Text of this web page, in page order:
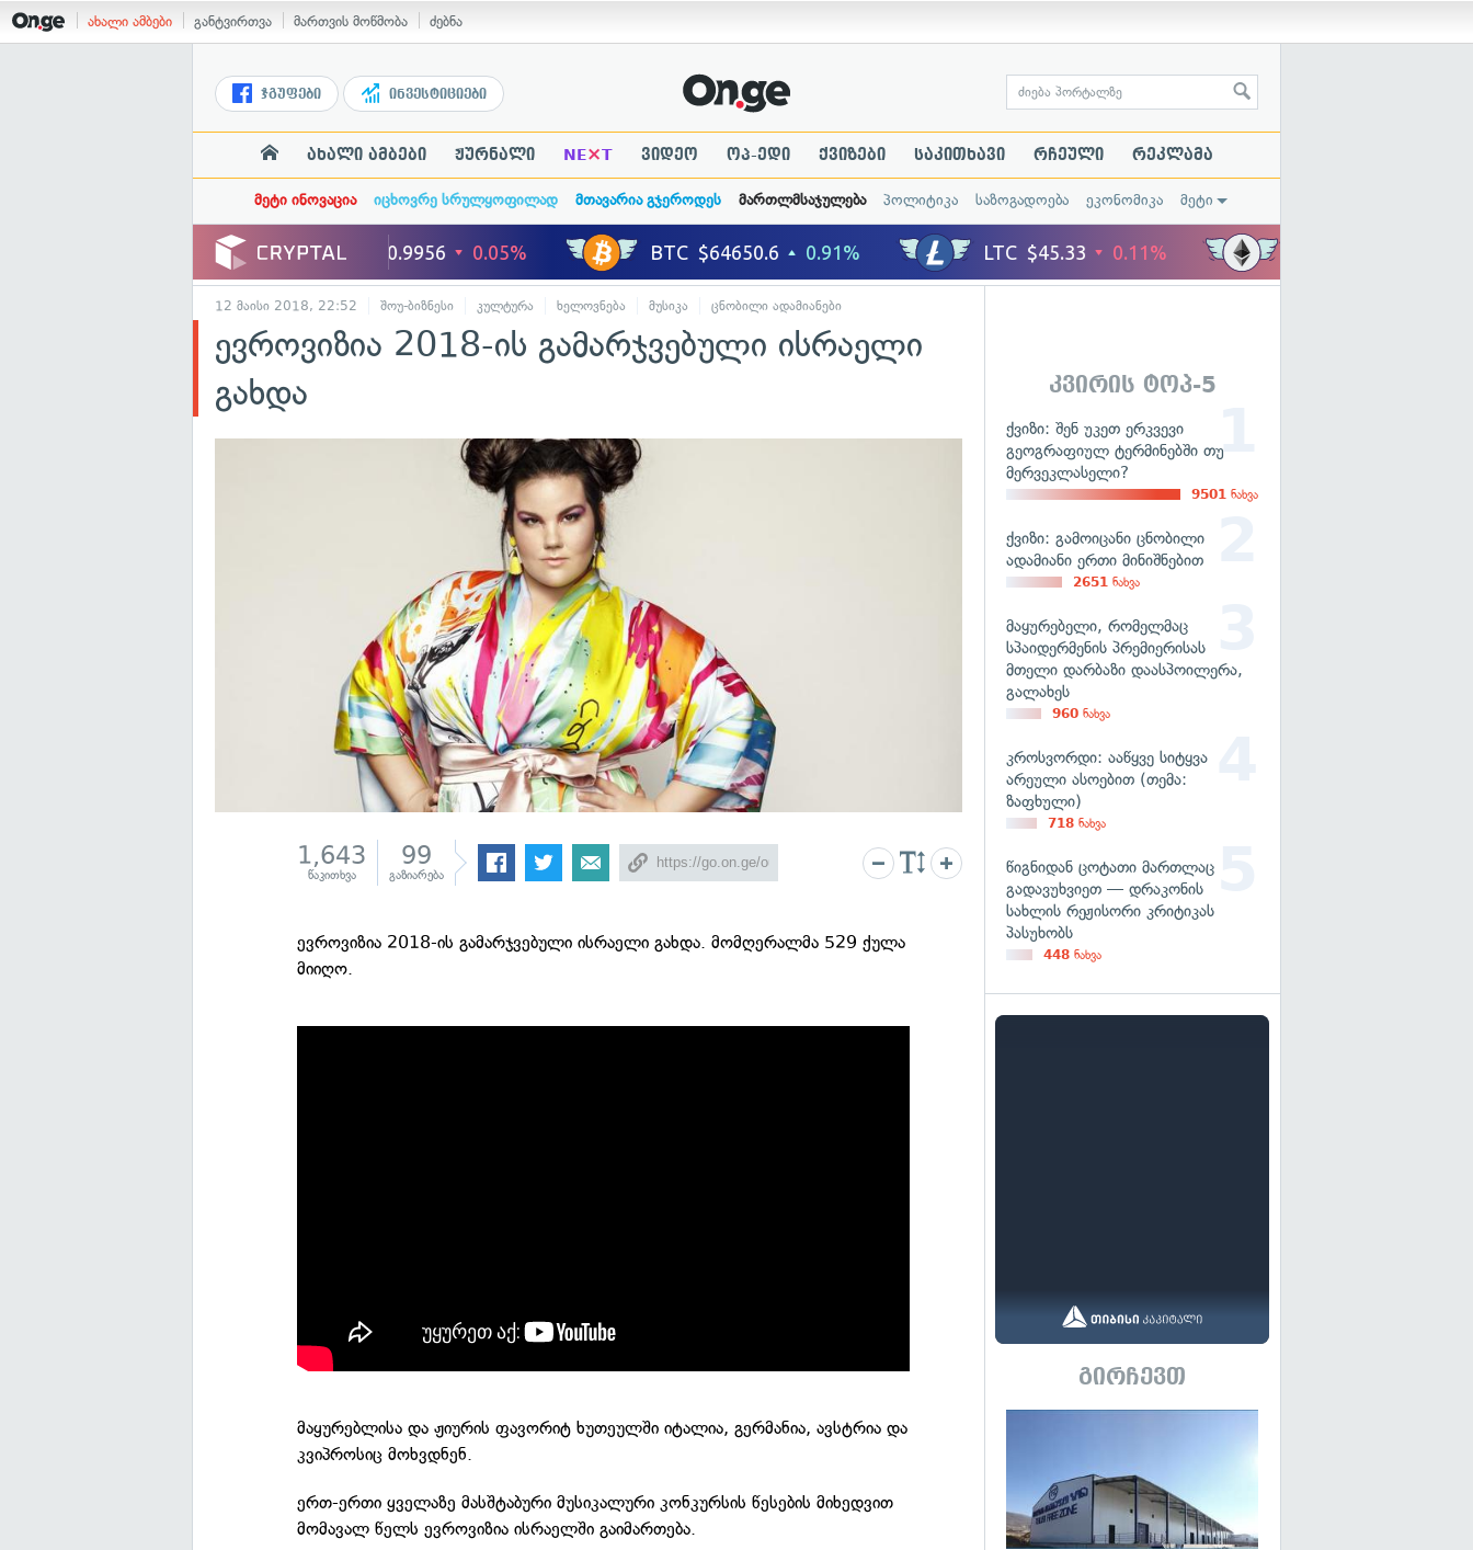
ახალი ამბები განტვირთვა მართვის მოწმობა ძებნა
ჯგუფები ინვესტიციები
ახალი ამბები ჟურნალი NE×T ვიდეო ოპ-ედი ქვიზები საკითხავი რჩეული რეკლამა
მეტი ინოვაცია იცხოვრე სრულყოფილად მთავარია გჯეროდეს მართლმსაჯულება პოლიტიკა საზოგადოება ეკონომიკა მეტი
12 მაისი 2018, 22:52 შოუ-ბიზნესი კულტურა ხელოვნება მუსიკა ცნობილი ადამიანები
ევროვიზია 2018-ის გამარჯვებული ისრაელი
გახდა
1,643
წაკითხვა
99
გაზიარება
ევროვიზია 2018-ის გამარჯვებული ისრაელი გახდა. მომღერალმა 529 ქულა
მიიღო.
მაყურებლისა და ჟიურის ფავორიტ ხუთეულში იტალია, გერმანია, ავსტრია და
კვიპროსიც მოხვდნენ.
ერთ-ერთი ყველაზე მასშტაბური მუსიკალური კონკურსის წესების მიხედვით
მომავალ წელს ევროვიზია ისრაელში გაიმართება.
კვირის ტოპ-5
ქვიზი: შენ უკეთ ერკვევი
გეოგრაფიულ ტერმინებში თუ
მერვეკლასელი?
9501 ნახვა
ქვიზი: გამოიცანი ცნობილი
ადამიანი ერთი მინიშნებით
2651 ნახვა
მაყურებელი, რომელმაც
სპაიდერმენის პრემიერისას
მთელი დარბაზი დაასპოილერა,
გალახეს
960 ნახვა
კროსვორდი: ააწყვე სიტყვა
არეული ასოებით (თემა:
ზაფხული)
718 ნახვა
წიგნიდან ცოტათი მართლაც
გადავუხვიეთ — დრაკონის
სახლის რეჟისორი კრიტიკას
პასუხობს
448 ნახვა
გირჩევთ